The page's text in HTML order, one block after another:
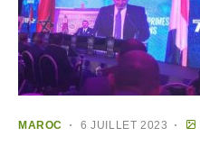
MAROC 6 JUILLET 2023